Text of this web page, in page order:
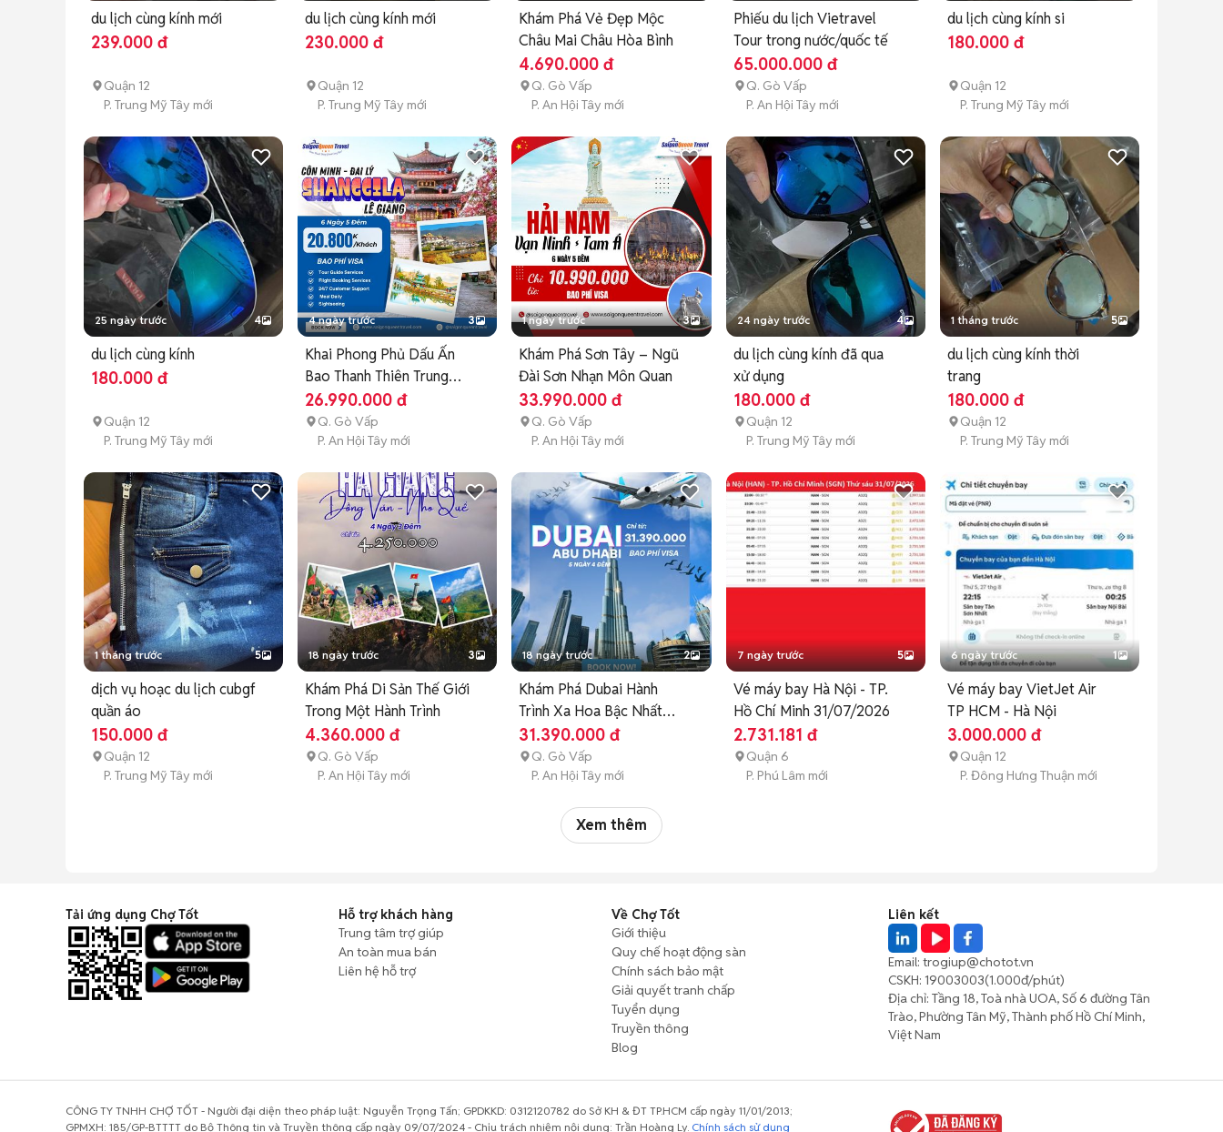
du lịch cùng kính mới
239.000 đ
Quận 12
P. Trung Mỹ Tây mới
du lịch cùng kính mới
230.000 đ
Quận 12
P. Trung Mỹ Tây mới
Khám Phá Vẻ Đẹp Mộc
Châu Mai Châu Hòa Bình
4.690.000 đ
Q. Gò Vấp
P. An Hội Tây mới
Phiếu du lịch Vietravel
Tour trong nước/quốc tế
65.000.000 đ
Q. Gò Vấp
P. An Hội Tây mới
du lịch cùng kính si
180.000 đ
Quận 12
P. Trung Mỹ Tây mới
25 ngày trước 4
du lịch cùng kính
180.000 đ
Quận 12
P. Trung Mỹ Tây mới
4 ngày trước 3
Khai Phong Phủ Dấu Ấn
Bao Thanh Thiên Trung
Hoa
26.990.000 đ
Q. Gò Vấp
P. An Hội Tây mới
1 ngày trước 3
Khám Phá Sơn Tây – Ngũ
Đài Sơn Nhạn Môn Quan
33.990.000 đ
Q. Gò Vấp
P. An Hội Tây mới
24 ngày trước 4
du lịch cùng kính đã qua
xử dụng
180.000 đ
Quận 12
P. Trung Mỹ Tây mới
1 tháng trước 5
du lịch cùng kính thời
trang
180.000 đ
Quận 12
P. Trung Mỹ Tây mới
1 tháng trước 5
dịch vụ hoạc du lịch cubgf
quần áo
150.000 đ
Quận 12
P. Trung Mỹ Tây mới
18 ngày trước 3
Khám Phá Di Sản Thế Giới
Trong Một Hành Trình
4.360.000 đ
Q. Gò Vấp
P. An Hội Tây mới
18 ngày trước 2
Khám Phá Dubai Hành
Trình Xa Hoa Bậc Nhất
UAE
31.390.000 đ
Q. Gò Vấp
P. An Hội Tây mới
7 ngày trước 5
Vé máy bay Hà Nội - TP.
Hồ Chí Minh 31/07/2026
2.731.181 đ
Quận 6
P. Phú Lâm mới
6 ngày trước 1
Vé máy bay VietJet Air
TP HCM - Hà Nội
3.000.000 đ
Quận 12
P. Đông Hưng Thuận mới
Xem thêm
Tải ứng dụng Chợ Tốt
Hỗ trợ khách hàng
Trung tâm trợ giúp
An toàn mua bán
Liên hệ hỗ trợ
Về Chợ Tốt
Giới thiệu
Quy chế hoạt động sàn
Chính sách bảo mật
Giải quyết tranh chấp
Tuyển dụng
Truyền thông
Blog
Liên kết
Email: trogiup@chotot.vn
CSKH: 19003003(1.000đ/phút)
Địa chỉ: Tầng 18, Toà nhà UOA, Số 6 đường Tân
Trào, Phường Tân Mỹ, Thành phố Hồ Chí Minh,
Việt Nam
CÔNG TY TNHH CHỢ TỐT - Người đại diện theo pháp luật: Nguyễn Trọng Tấn; GPDKKD: 0312120782 do Sở KH & ĐT TP.HCM cấp ngày 11/01/2013;
GPMXH: 185/GP-BTTTT do Bộ Thông tin và Truyền thông cấp ngày 09/07/2024 - Chịu trách nhiệm nội dung: Trần Hoàng Ly. Chính sách sử dụng